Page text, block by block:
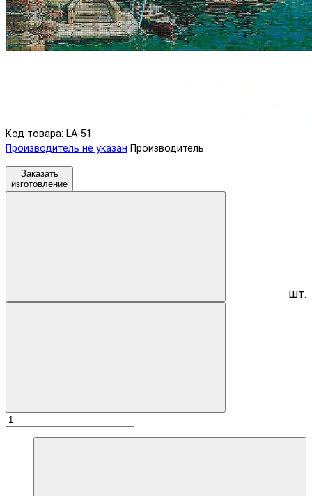
Код товара: LA-51
Производитель не указан Производитель
Заказать
изготовление
шт.